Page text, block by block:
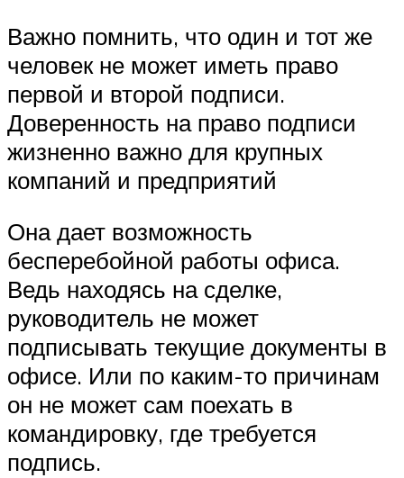
Важно помнить, что один и тот же
человек не может иметь право
первой и второй подписи.
Доверенность на право подписи
жизненно важно для крупных
компаний и предприятий
Она дает возможность
бесперебойной работы офиса.
Ведь находясь на сделке,
руководитель не может
подписывать текущие документы в
офисе. Или по каким-то причинам
он не может сам поехать в
командировку, где требуется
подпись.